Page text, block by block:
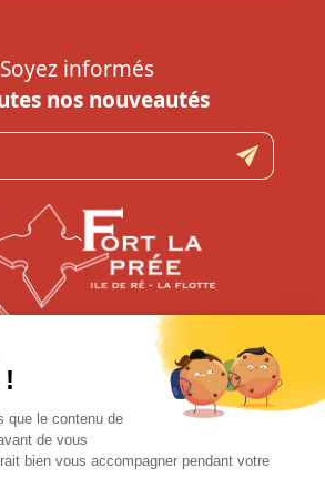
Soyez informés
nos nouveautés
pas à nous contacter
toute question
CONTACTEZ-NOUS